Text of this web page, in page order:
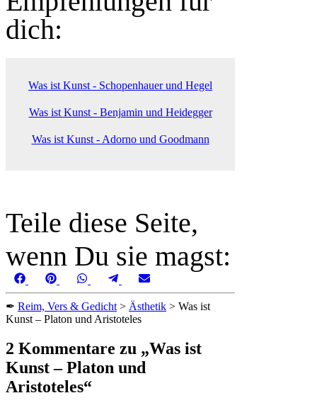
dich:
Was ist Kunst - Schopenhauer und Hegel
Was ist Kunst - Benjamin und Heidegger
Was ist Kunst - Adorno und Goodmann
Teile diese Seite,
wenn Du sie magst:
Share
on
FacebookShare
on
Pinterest Share
on
WhatsAppShare
on
TelegramShare
on
✒ Reim, Vers & Gedicht > Ästhetik > Was ist
Kunst – Platon und Aristoteles
2 Kommentare zu „Was ist
Kunst – Platon und
Aristoteles“